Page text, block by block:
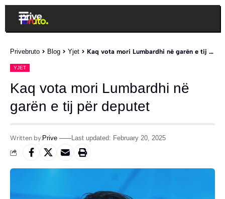
Privebruto > Blog > Yjet > Kaq vota mori Lumbardhi në garën e tij për deputet
YJET
Kaq vota mori Lumbardhi në
garën e tij për deputet
Written by:Prive Last updated: February 20, 2025